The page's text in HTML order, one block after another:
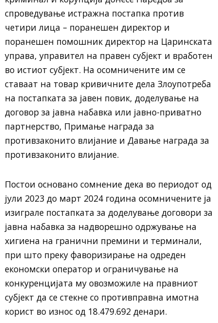
спроведување истражна постапка против
четири лица – поранешен директор и
поранешен помошник директор на Царинската
управа, управител на правен субјект и вработен
во истиот субјект. На осомничените им се
ставаат на товар кривичните дела Злоупотреба
на постапката за јавен повик, доделување на
договор за јавна набавка или јавно-приватно
партнерство, Примање награда за
противзаконито влијание и Давање награда за
противзаконито влијание.
Постои основано сомнение дека во периодот од
јули 2023 до март 2024 година осомничените ја
изиграле постапката за доделување договори за
јавна набавка за надворешно одржување на
хигиена на гранични премини и терминали,
при што преку фаворизирање на одреден
економски оператор и ограничување на
конкуренцијата му овозможиле на правниот
субјект да се стекне со противправна имотна
корист во износ од 18.479.692 денари.